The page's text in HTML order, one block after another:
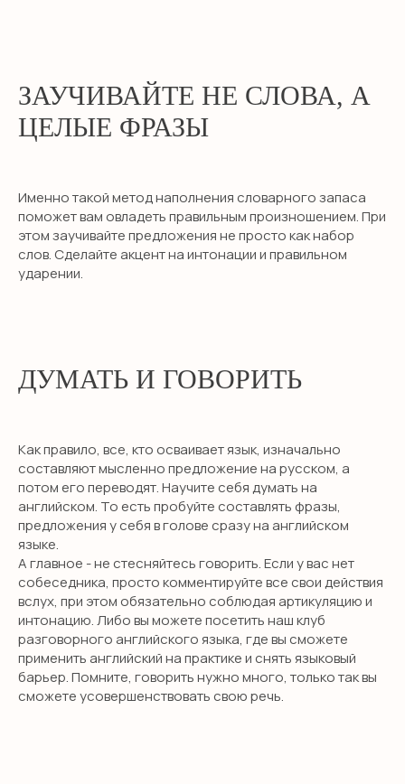
ЗАУЧИВАЙТЕ НЕ СЛОВА, А
ЦЕЛЫЕ ФРАЗЫ
Именно такой метод наполнения словарного запаса
поможет вам овладеть правильным произношением. При
этом заучивайте предложения не просто как набор
слов. Сделайте акцент на интонации и правильном
ударении.
ДУМАТЬ И ГОВОРИТЬ
Как правило, все, кто осваивает язык, изначально
составляют мысленно предложение на русском, а
потом его переводят. Научите себя думать на
английском. То есть пробуйте составлять фразы,
предложения у себя в голове сразу на английском
языке.
А главное - не стесняйтесь говорить. Если у вас нет
собеседника, просто комментируйте все свои действия
вслух, при этом обязательно соблюдая артикуляцию и
интонацию. Либо вы можете посетить наш клуб
разговорного английского языка, где вы сможете
применить английский на практике и снять языковый
барьер. Помните, говорить нужно много, только так вы
сможете усовершенствовать свою речь.
РАЗБИРАТЬСЯ?
Оставьте заявку и мы свяжемся с
+7